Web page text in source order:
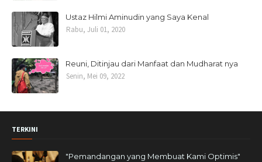
Ustaz Hilmi Aminudin yang Saya Kenal
Rabu, Juli 01, 2020
Reuni, Ditinjau dari Manfaat dan Mudharat nya
Senin, Mei 09, 2022
TERKINI
"Pemandangan yang Membuat Kami Optimis"